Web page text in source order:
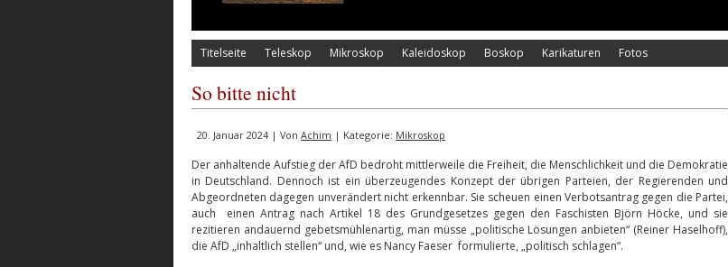
Titelseite Teleskop Mikroskop Kaleidoskop Boskop Karikaturen Fotos
So bitte nicht
20. Januar 2024 | Von Achim | Kategorie: Mikroskop
Der anhaltende Aufstieg der AfD bedroht mittlerweile die Freiheit, die Menschlichkeit und die Demokratie
in Deutschland. Dennoch ist ein überzeugendes Konzept der übrigen Parteien, der Regierenden und
Abgeordneten dagegen unverändert nicht erkennbar. Sie scheuen einen Verbotsantrag gegen die Partei,
auch einen Antrag nach Artikel 18 des Grundgesetzes gegen den Faschisten Björn Höcke, und sie
rezitieren andauernd gebetsmühlenartig, man müsse „politische Lösungen anbieten“ (Reiner Haselhoff),
die AfD „inhaltlich stellen“ und, wie es Nancy Faeser formulierte, „politisch schlagen“.